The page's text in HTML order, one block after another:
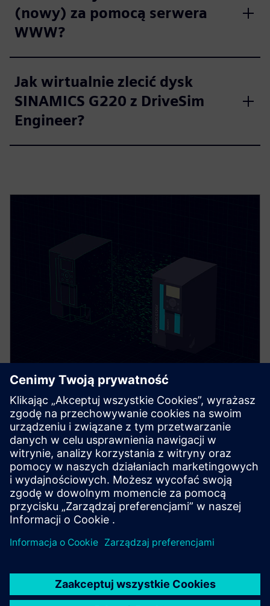
(nowy) za pomocą serwera
WWW?
Jak wirtualnie zlecić dysk
SINAMICS G220 z DriveSim
Engineer?
DriveSim Designer
DriveSim Designer is a digital twin of SINAMICS
drives in one model as a Functional Mock-up Unit. It
helps users test, simulate and size the correct drive
and motor.